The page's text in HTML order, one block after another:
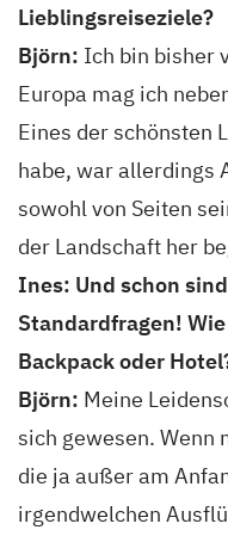
Lieblingsreiseziele?
Björn: Ich bin bisher
Europa mag ich
Eines der schönsten
habe, war allerdings
sowohl von Seiten
der Landschaft her
Ines: Und schon
Standardfragen!
Backpack oder
Björn: Meine
sich gewesen. Wenn
die ja außer am
irgendwelchen